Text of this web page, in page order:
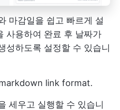
마감일을 쉽고 빠르게 설
사용하여 완료 후 날짜가
성하도록 설정할 수 있습니
link format.
세우고 실행할 수 있습니